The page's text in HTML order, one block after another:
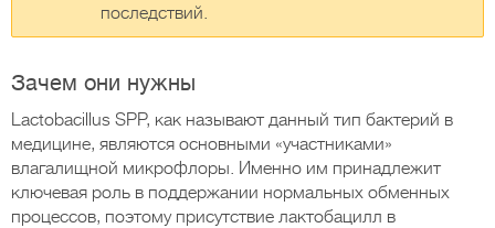
последствий.
Зачем они нужны
Lactobacillus SPP, как называют данный тип бактерий в
медицине, являются основными «участниками»
влагалищной микрофлоры. Именно им принадлежит
ключевая роль в поддержании нормальных обменных
процессов, поэтому присутствие лактобацилл в